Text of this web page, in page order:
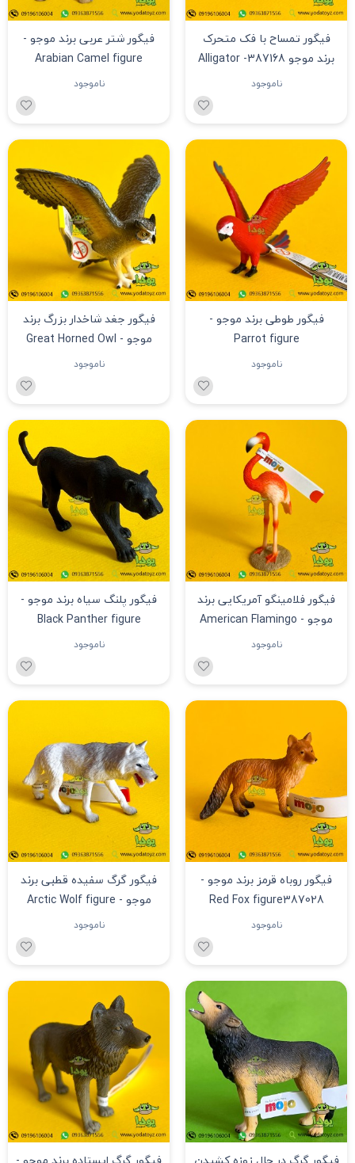
فیگور تمساح با فک متحرک
برند موجو 387168- Alligator
figure
ناموجود
فیگور شتر عربی برند موجو -
Arabian Camel figure
ناموجود
فیگور طوطی برند موجو -
Parrot figure
ناموجود
فیگور جغد شاخدار بزرگ برند
موجو - Great Horned Owl
figure 387284
ناموجود
فیگور فلامینگو آمریکایی برند
موجو - American Flamingo
figure 387134
ناموجود
فیگور پلنگ سیاه برند موجو -
Black Panther figure
ناموجود
فیگور روباه قرمز برند موجو -
Red Fox figure387028
ناموجود
فیگور گرگ سفیده قطبی برند
موجو - Arctic Wolf figure
ناموجود